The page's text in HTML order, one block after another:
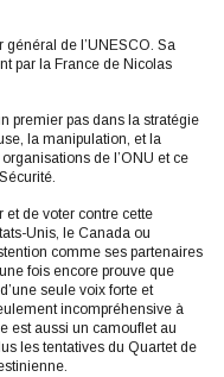
de l’UNESCO. Sa
par la France de Nicolas
premier pas dans la stratégie
la manipulation, et la
de l’ONU et ce
et de voter contre cette
Unis, le Canada ou
comme ses partenaires
fois encore prouve que
seule voix forte et
incompréhensive à
est aussi un camouflet au
les tentatives du Quartet de